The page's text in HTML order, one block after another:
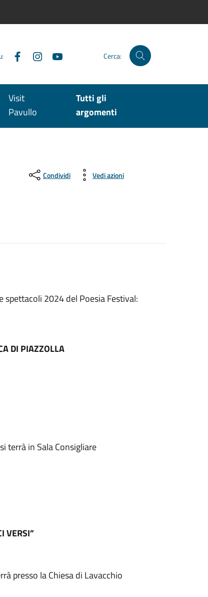
FacebookInstagram Cerca:
Visit
Pavullo
Tutti gli
argomenti
Condividi Vedi azioni
2024 del Poesia Festival:
DI PIAZZOLLA
terrà in Sala Consigliare
VERSI”
presso la Chiesa di Lavacchio